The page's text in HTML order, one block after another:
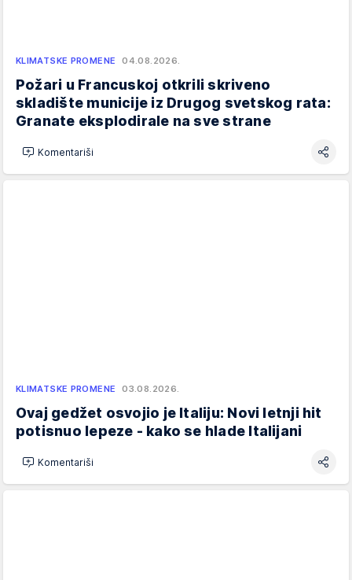
KLIMATSKE PROMENE 04.08.2026.
Požari u Francuskoj otkrili skriveno
skladište municije iz Drugog svetskog rata:
Granate eksplodirale na sve strane
Komentariši
KLIMATSKE PROMENE 03.08.2026.
Ovaj gedžet osvojio je Italiju: Novi letnji hit
potisnuo lepeze - kako se hlade Italijani
Komentariši